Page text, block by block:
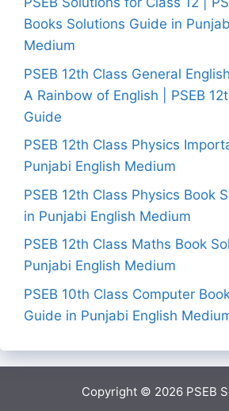
Books Solutions Guide in
Medium
PSEB 12th Class General
A Rainbow of English | PSEB
Guide
PSEB 12th Class Physics
Punjabi English Medium
PSEB 12th Class Physics Book
in Punjabi English Medium
PSEB 12th Class Maths Book
Punjabi English Medium
PSEB 10th Class Computer
Guide in Punjabi English
Copyright © 2026 PSEB